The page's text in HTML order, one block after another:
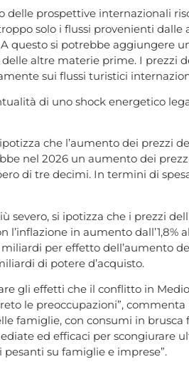
delle prospettive internazionali
solo i flussi provenienti dalle
A questo si potrebbe aggiungere
altre materie prime. I prezzi
sui flussi turistici
di uno shock energetico
ipotizza che l’aumento dei
nel 2026 un aumento dei prezzi
di tre decimi. In termini di
severo, si ipotizza che i prezzi
l’inflazione in aumento
per effetto dell’aumento
di potere d’acquisto.
gli effetti che il conflitto in
le preoccupazioni”, commenta
famiglie, con consumi in
ed efficaci per scongiurare
su famiglie e imprese”.